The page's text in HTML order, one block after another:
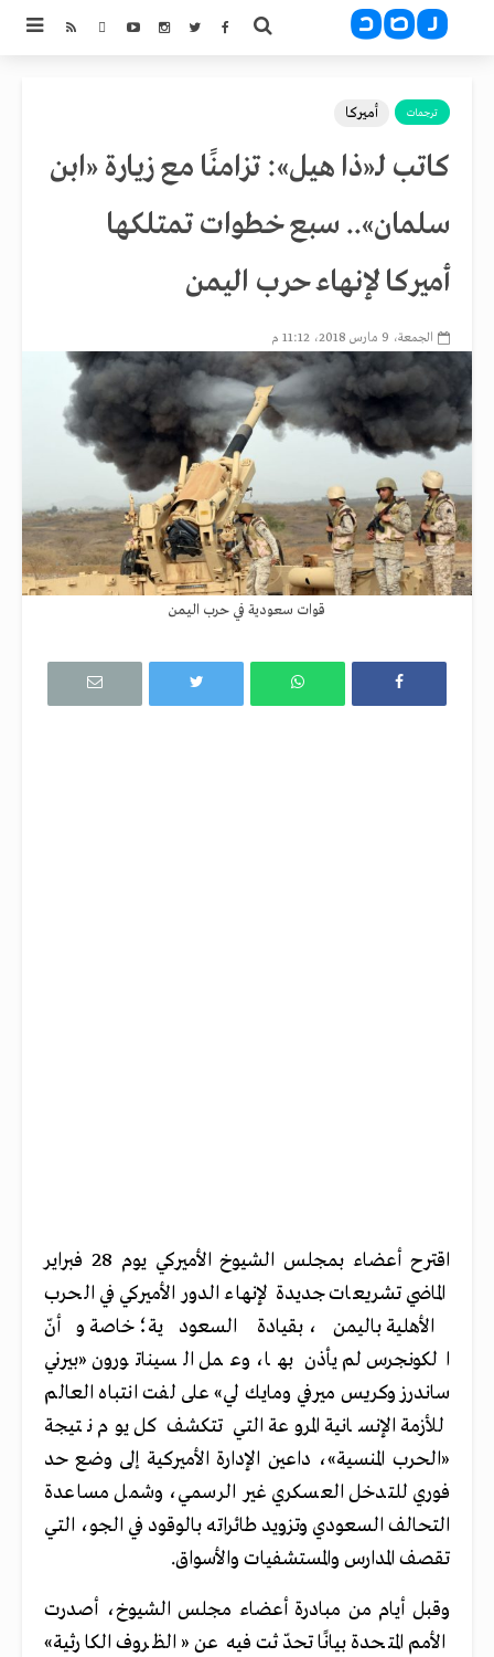
ترجمات أميركا
كاتب لـ«ذا هيل»: تزامنًا مع زيارة «ابن
سلمان».. سبع خطوات تمتلكها
أميركا لإنهاء حرب اليمن
الجمعة، 9 مارس 2018، 11:12 م
قوات سعودية في حرب اليمن
اقترح أعضاء بمجلس الشيوخ الأميركي يوم 28 فبراير
الماضي تشريعات جديدة لإنهاء الدور الأميركي في الحرب
الأهلية باليمن، بقيادة السعودية؛ خاصة وأنّ
الكونجرس لم يأذن بها، وعمل السيناتورون «بيرني
ساندرز وكريس ميرفي ومايك لي» على لفت انتباه العالم
للأزمة الإنسانية المروعة التي تتكشف كل يوم نتيجة
«الحرب المنسية»، داعين الإدارة الأميركية إلى وضع حد
فوري للتدخل العسكري غير الرسمي، وشمل مساعدة
التحالف السعودي وتزويد طائراته بالوقود في الجو، التي
تقصف المدارس والمستشفيات والأسواق.
وقبل أيام من مبادرة أعضاء مجلس الشيوخ، أصدرت
الأمم المتحدة بيانًا تحدّثت فيه عن «الظروف الكارثية»